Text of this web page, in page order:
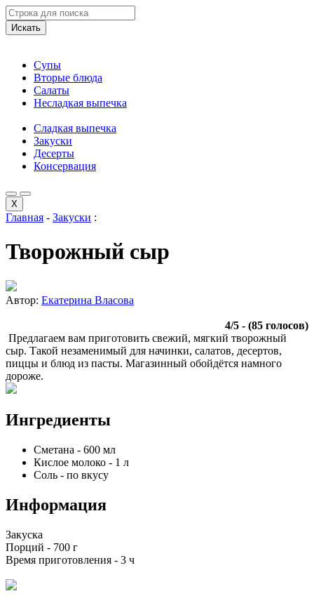
Искать
Супы
Вторые блюда
Салаты
Несладкая выпечка
Сладкая выпечка
Закуски
Десерты
Консервация
X
Главная - Закуски :
Творожный сыр
Автор: Екатерина Власова
4/5 - (85 голосов)
Предлагаем вам приготовить свежий, мягкий творожный
сыр. Такой незаменимый для начинки, салатов, десертов,
пиццы и блюд из пасты. Магазинный обойдётся намного
дороже.
Ингредиенты
Сметана - 600 мл
Кислое молоко - 1 л
Соль - по вкусу
Информация
Закуска
Порций - 700 г
Время приготовления - 3 ч